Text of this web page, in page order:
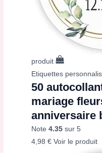
produit
Etiquettes
50
mariage
anniversaire
Note4.35 sur 5
4,98€ Voir le produit